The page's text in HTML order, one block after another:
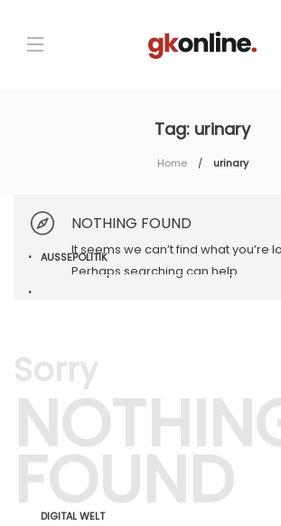
Tag: urinary
Home urinary
NOTHING FOUND
It seems we can’t find what you’re
Perhaps searching can help.
Sorry
FOUND
AUSSEPOLITIK
DIGITAL WELT